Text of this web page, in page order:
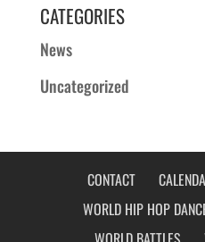
CATEGORIES
News
Uncategorized
CONTACT
WORLD HIP HOP